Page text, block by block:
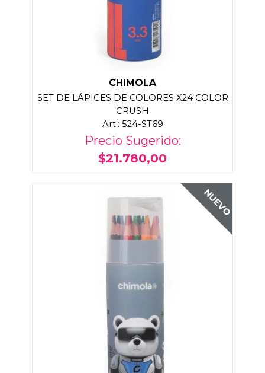
CHIMOLA
SET DE LÁPICES DE COLORES X24 COLOR
CRUSH
Art.: 524-ST69
Precio Sugerido:
$21.780,00
NUEVO